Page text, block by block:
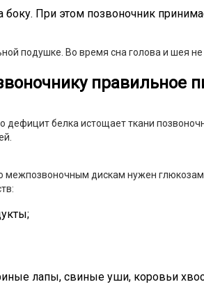
боку. При этом позвоночник
подушке. Во время сна голова и шея
правильное
дефицит белка истощает ткани
межпозвоночным дискам нужен
лапы, свиные уши, коровьи